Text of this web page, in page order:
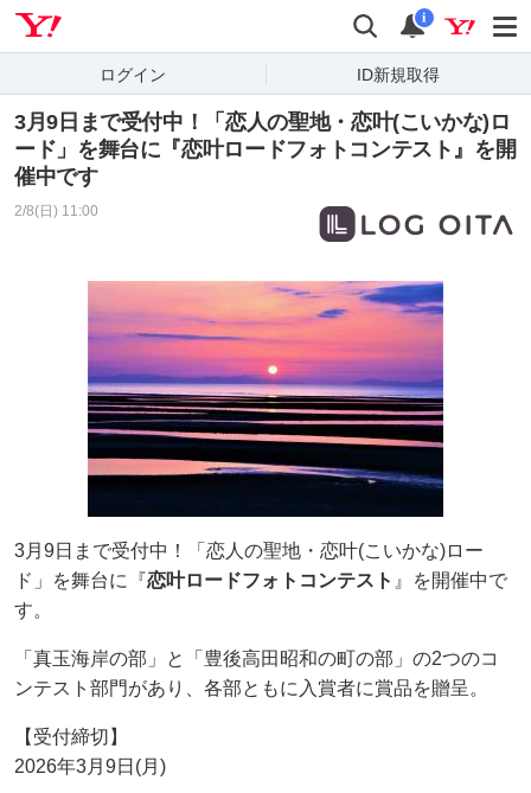
検索 通知
i
ログイン ID新規取得
3月9日まで受付中！「恋人の聖地・恋叶(こいかな)ロ
ード」を舞台に『恋叶ロードフォトコンテスト』を開
催中です
2/8(日) 11:00
3月9日まで受付中！「恋人の聖地・恋叶(こいかな)ロー
ド」を舞台に『恋叶ロードフォトコンテスト 』を開催中で
す。
「真玉海岸の部」と「豊後高田昭和の町の部」の2つのコ
ンテスト部門があり、各部ともに入賞者に賞品を贈呈。
【受付締切】
2026年3月9日(月)